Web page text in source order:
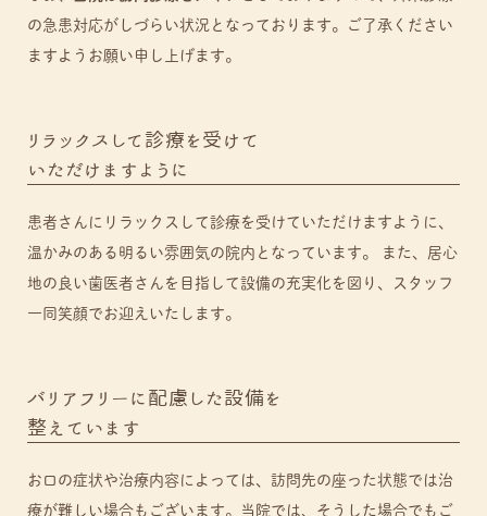
の急患対応がしづらい状況となっております。
ご了承ください
ますようお願い申し上げます。
リラックスして診療を受けて
いただけますように
患者さんにリラックスして診療を受けていただけますように、
温かみのある明るい雰囲気の院内となっています。 また、居心
地の良い歯医者さんを目指して設備の充実化を図り、スタッフ
一同笑顔でお迎えいたします。
バリアフリーに配慮した設備を
整えています
お口の症状や治療内容によっては、訪問先の座った状態では治
療が難しい場合もございます。当院では、そうした場合でもご